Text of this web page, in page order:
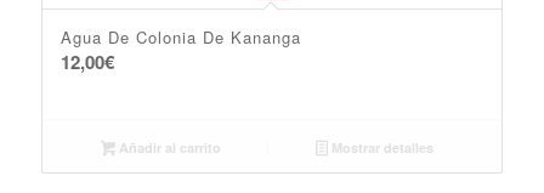
Agua De Colonia De Kananga
12,00€
Añadir al carrito Mostrar detalles